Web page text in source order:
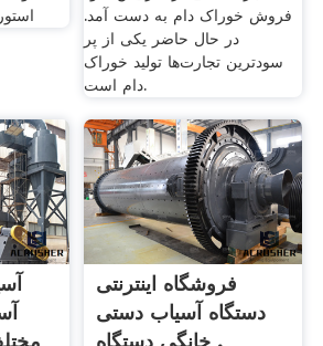
فروش خوراک دام به دست آمد.
در حال حاضر یکی از پر
سودترین تجارت‌ها تولید خوراک
دام است.
فروشگاه اینترنتی
دستگاه آسیاب دستی